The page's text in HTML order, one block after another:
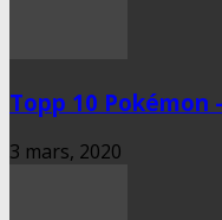
Topp 10 Pokémon
3 mars, 2020